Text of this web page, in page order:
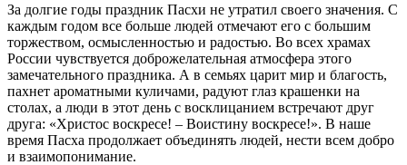
За долгие годы праздник Пасхи не утратил своего значения. С
каждым годом все больше людей отмечают его с большим
торжеством, осмысленностью и радостью. Во всех храмах
России чувствуется доброжелательная атмосфера этого
замечательного праздника. А в семьях царит мир и благость,
пахнет ароматными куличами, радуют глаз крашенки на
столах, а люди в этот день с восклицанием встречают друг
друга: «Христос воскресе! – Воистину воскресе!». В наше
время Пасха продолжает объединять людей, нести всем добро
и взаимопонимание.